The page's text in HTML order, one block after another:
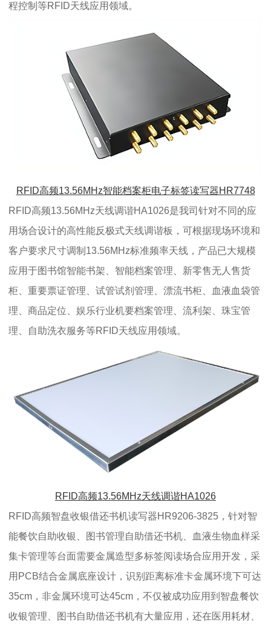
程控制等RFID天线应用领域。
RFID高频13.56MHz智能档案柜电子标签读写器HR7748
RFID高频13.56MHz天线调谐HA1026是我司针对不同的应
用场合设计的高性能反极式天线调谐板，可根据现场环境和
客户要求尺寸调制13.56MHz标准频率天线，产品已大规模
应用于图书馆智能书架、智能档案管理、新零售无人售货
柜、重要票证管理、试管试剂管理、漂流书柜、血液血袋管
理、商品定位、娱乐行业机要档案管理、流利架、珠宝管
理、自助洗衣服务等RFID天线应用领域。
RFID高频13.56MHz天线调谐HA1026
RFID高频智盘收银借还书机读写器HR9206-3825，针对智
能餐饮自助收银、图书管理自助借还书机、血液生物血样采
集卡管理等台面需要金属造型多标签阅读场合应用开发，采
用PCB结合金属底座设计，识别距离标准卡金属环境下可达
35cm，非金属环境可达45cm，不仅被成功应用到智盘餐饮
收银管理、图书自助借还书机有大量应用，还在医用耗材、